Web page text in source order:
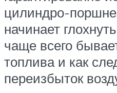
цилиндро-
начинает
чаще всего
топлива и как
переизбыток